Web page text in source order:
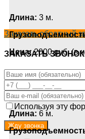
Заказать обратный
ЗАКАЗАТЬ ЗВОНОК
Используя эту
Длина: 3 м.
Цена:2000 руб. (в
Длина: 6 м.